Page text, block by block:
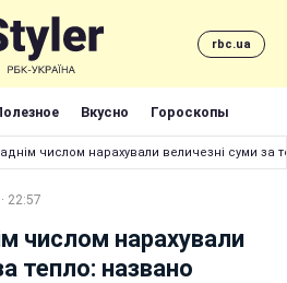
rbc.ua
Вкусно Гороскопы
числом нарахували величезні суми за
22:57
числом нарахували
тепло: названо